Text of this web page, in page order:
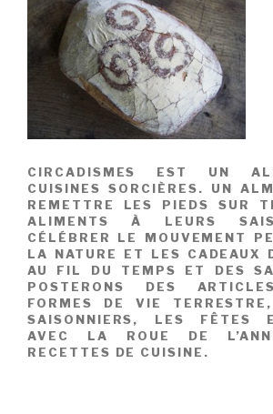
CIRCADISMES EST UN
CUISINES SORCIÈRES. UN
REMETTRE LES PIEDS SUR
ALIMENTS À LEURS
CÉLÉBRER LE MOUVEMENT
LA NATURE ET LES CADEAUX
AU FIL DU TEMPS ET DES
POSTERONS DES
FORMES DE VIE
SAISONNIERS, LES FÊTES
AVEC LA ROUE DE
RECETTES DE CUISINE.